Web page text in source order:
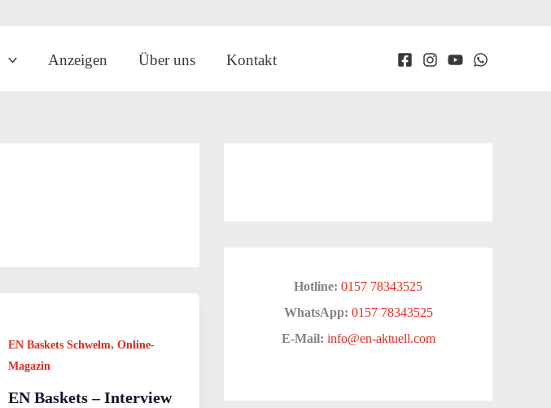
Anzeigen Über uns Kontakt
EN Baskets Schwelm,Online-
Magazin
EN Baskets – Interview
Hotline: 0157 78343525
WhatsApp: 0157 78343525
E-Mail: info@en-aktuell.com